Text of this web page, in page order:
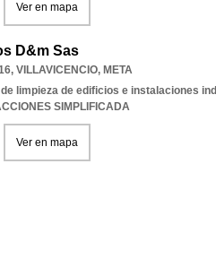
Ver en mapa
D&m Sas
, VILLAVICENCIO, META
limpieza de edificios e instalaciones
SIMPLIFICADA
Ver en mapa